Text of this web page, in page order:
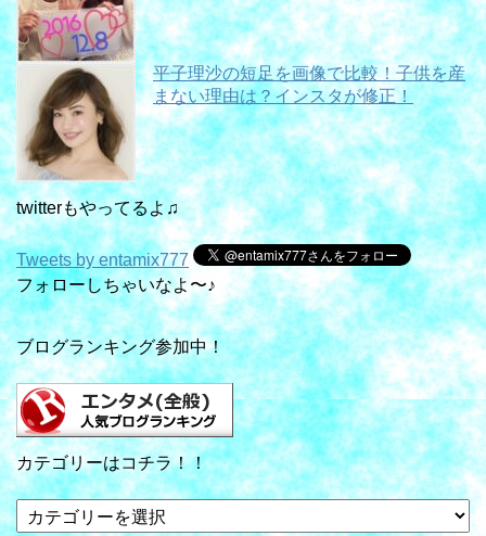
平子理沙の短足を画像で比較！子供を産
まない理由は？インスタが修正！
twitterもやってるよ♫
Tweets by entamix777
フォローしちゃいなよ〜♪
ブログランキング参加中！
カテゴリーはコチラ！！
カ
テ